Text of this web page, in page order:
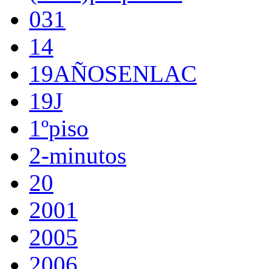
031
14
19AÑOSENLAC
19J
1ºpiso
2-minutos
20
2001
2005